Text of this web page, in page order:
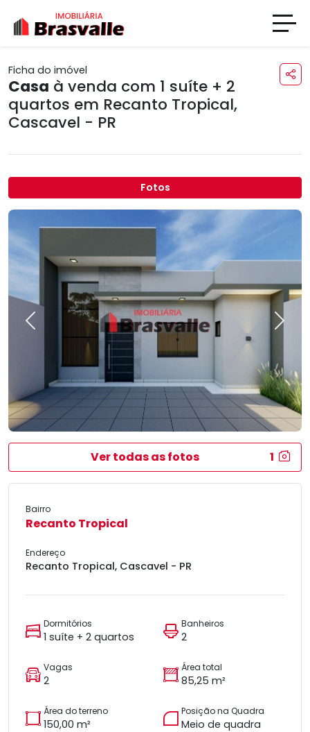
Ficha do imóvel
Casa à venda com 1 suíte + 2
quartos em Recanto Tropical,
Cascavel - PR
Fotos
Previous Next
Ver todas as fotos 1
Bairro
Recanto Tropical
Endereço
Recanto Tropical, Cascavel - PR
Dormitórios
1 suíte + 2 quartos
Banheiros
2
Vagas
2
Área total
85,25 m²
Área do terreno
150,00 m²
Posição na Quadra
Meio de quadra